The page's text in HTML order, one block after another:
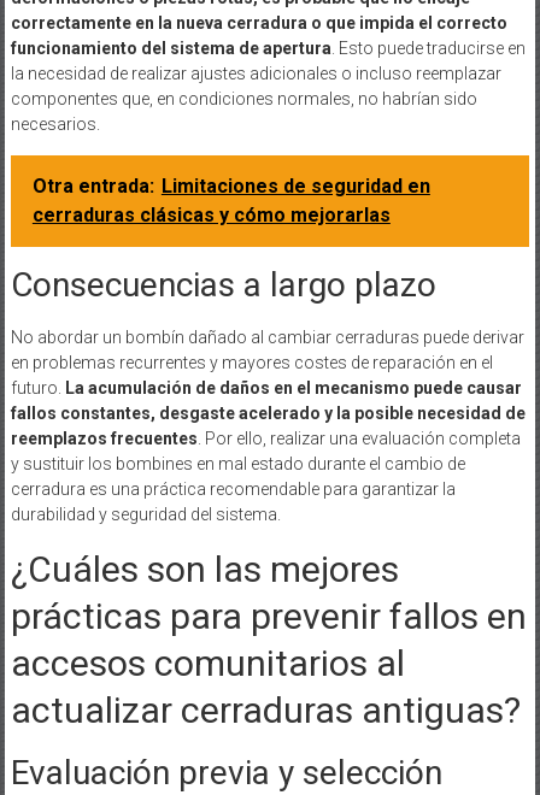
correctamente en la nueva cerradura o que impida el correcto
funcionamiento del sistema de apertura. Esto puede traducirse en
la necesidad de realizar ajustes adicionales o incluso reemplazar
componentes que, en condiciones normales, no habrían sido
necesarios.
Otra entrada: Limitaciones de seguridad en
cerraduras clásicas y cómo mejorarlas
Consecuencias a largo plazo
No abordar un bombín dañado al cambiar cerraduras puede derivar
en problemas recurrentes y mayores costes de reparación en el
futuro. La acumulación de daños en el mecanismo puede causar
fallos constantes, desgaste acelerado y la posible necesidad de
reemplazos frecuentes. Por ello, realizar una evaluación completa
y sustituir los bombines en mal estado durante el cambio de
cerradura es una práctica recomendable para garantizar la
durabilidad y seguridad del sistema.
¿Cuáles son las mejores
prácticas para prevenir fallos en
accesos comunitarios al
actualizar cerraduras antiguas?
Evaluación previa y selección